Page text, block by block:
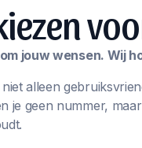
jouw wensen. Wij
alleen
je geen nummer,